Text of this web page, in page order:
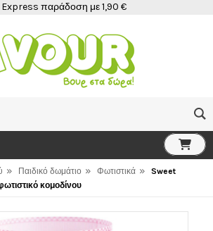
Express παράδοση με 1,90 €
» Παιδικό δωμάτιο » Φωτιστικά »
Sweet
κομοδίνου